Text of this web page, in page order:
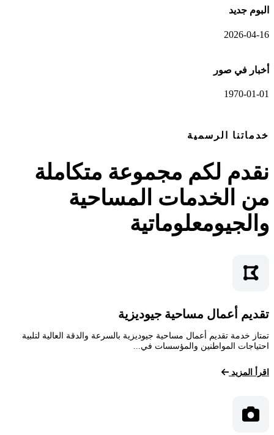
البوم جديد
2026-04-16
أخبار في صور
1970-01-01
خدماتنا الرسمية
نقدم لكم مجموعة متكاملة
من الخدمات المساحية
والجيومعلوماتية
تقديم أعمال مساحية جيوديزية
تمتاز خدمة تقديم أعمال مساحية جيوديزية بالسرعة والدقة العالية لتلبية
احتياجات المواطنين والمؤسسات في...
اقرأ المزيد